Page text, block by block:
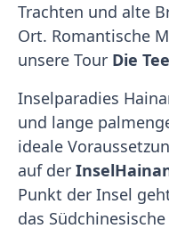
Trachten und alte
Ort. Romantische
unsere Tour Die
Inselparadies
und lange
ideale
auf der Insel
Punkt der Insel
das Südchinesische